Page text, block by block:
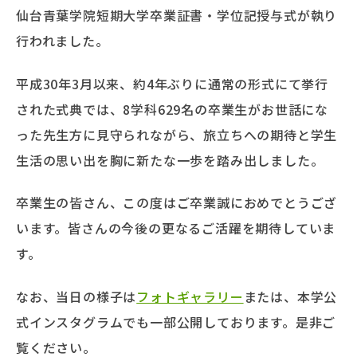
仙台青葉学院短期大学卒業証書・学位記授与式が執り
行われました。
平成30年3月以来、約4年ぶりに通常の形式にて挙行
された式典では、8学科629名の卒業生がお世話にな
った先生方に見守られながら、旅立ちへの期待と学生
生活の思い出を胸に新たな一歩を踏み出しました。
卒業生の皆さん、この度はご卒業誠におめでとうござ
います。皆さんの今後の更なるご活躍を期待していま
す。
なお、当日の様子はフォトギャラリー または、本学公
式インスタグラムでも一部公開しております。是非ご
覧ください。